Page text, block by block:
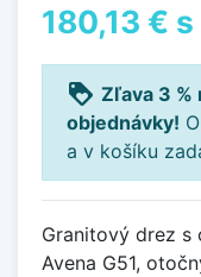
180,13 € s
loyalty Zľava 3 %
objednávky!
a v košíku
Granitový drez s
Avena G51,